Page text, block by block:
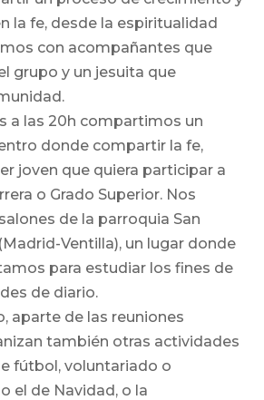
la fe, desde la espiritualidad
con acompañantes que
grupo y un jesuita que
a las 20h compartimos un
donde compartir la fe,
joven que quiera participar a
o Grado Superior. Nos
de la parroquia San
Ventilla), un lugar donde
para estudiar los fines de
de diario.
aparte de las reuniones
también otras actividades
fútbol, voluntariado o
el de Navidad, o la